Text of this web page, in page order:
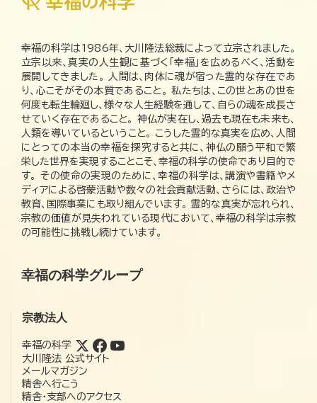
幸福の科学は1986年、大川隆法総裁によって立宗されました。
立宗以来、真実の人生観に基づく「幸福」を広めるべく、活動を
展開してきました。 人間は、肉体に魂が宿った霊的な存在であ
り、心こそがその本質であること。 私たちは、この世とあの世を
何度も転生輪廻し、様々な人生経験を通して、自らの魂を成長さ
せていく存在であること。 神仏が実在し、過去も現在も未来も、
人類を導いているということ。 こうした霊的な真実を広め、人間
にとっての本当の幸福を探究すると共に、神仏の願う平和で繁
栄した世界を実現することこそ、幸福の科学の使命であり目的で
す。 その使命の実現のために、幸福の科学は、講演や書籍やメ
ディアによる啓蒙活動や数々の社会貢献活動、さらには、政治や
教育、国際事業にも取り組んでいます。 霊的な真実が忘れられ、
宗教の価値が見失われている現代において、幸福の科学は宗教
の可能性に挑戦し続けています。
幸福の科学グループ
宗教法人
幸福の科学
大川隆法 公式サイト
メールマガジン
精舎へ行こう
精舎・支部へのアクセス